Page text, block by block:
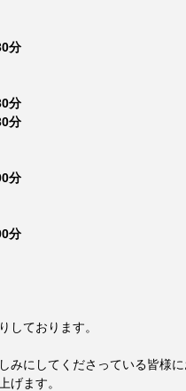
分
分
分
分
分
しております。
みにしてくださっている皆様
げます。